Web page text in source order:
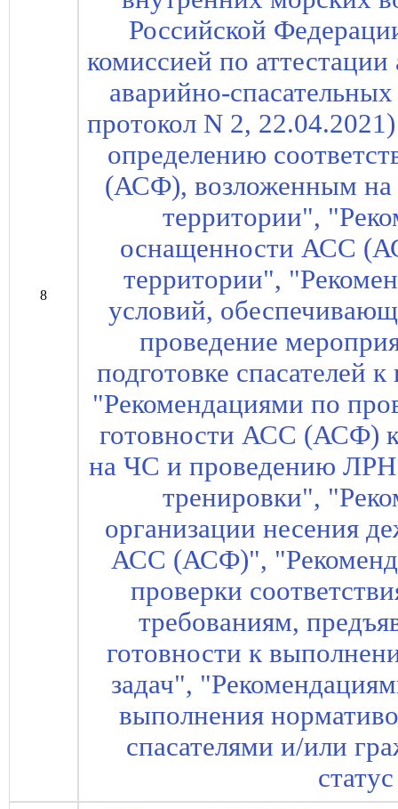
8
Российской
комиссией по
аварийно-
протокол N 2,
определению
(АСФ), возложенным на
территории",
оснащенности АСС
территории",
условий,
проведение
подготовке спасателей
"Рекомендациями по
готовности АСС (АСФ)
на ЧС и проведению ЛРН
тренировки",
организации несения
АСС (АСФ)",
проверки
требованиям,
готовности к
задач",
выполнения
спасателями и/или